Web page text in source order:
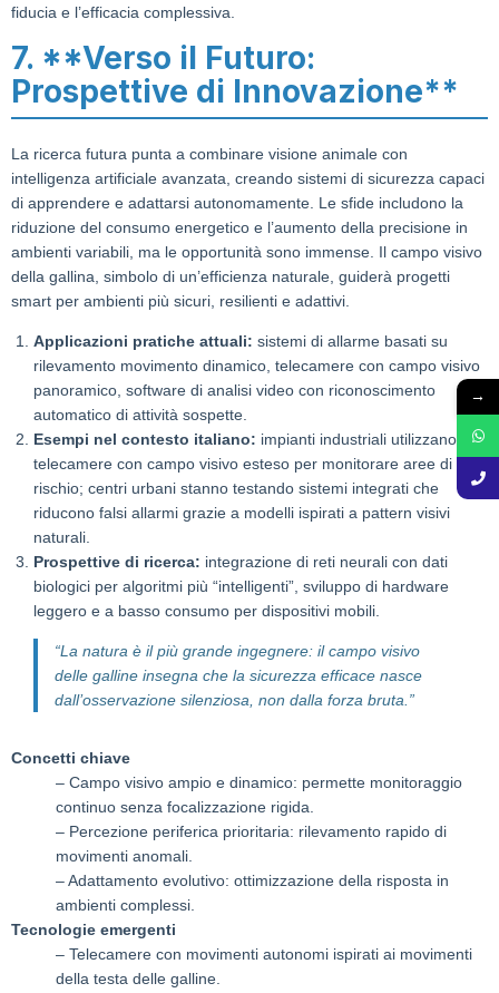
fiducia e l’efficacia complessiva.
7. **Verso il Futuro:
Prospettive di Innovazione**
La ricerca futura punta a combinare visione animale con
intelligenza artificiale avanzata, creando sistemi di sicurezza capaci
di apprendere e adattarsi autonomamente. Le sfide includono la
riduzione del consumo energetico e l’aumento della precisione in
ambienti variabili, ma le opportunità sono immense. Il campo visivo
della gallina, simbolo di un’efficienza naturale, guiderà progetti
smart per ambienti più sicuri, resilienti e adattivi.
Applicazioni pratiche attuali: sistemi di allarme basati su
rilevamento movimento dinamico, telecamere con campo visivo
panoramico, software di analisi video con riconoscimento
automatico di attività sospette.
Esempi nel contesto italiano: impianti industriali utilizzano
telecamere con campo visivo esteso per monitorare aree di
rischio; centri urbani stanno testando sistemi integrati che
riducono falsi allarmi grazie a modelli ispirati a pattern visivi
naturali.
Prospettive di ricerca: integrazione di reti neurali con dati
biologici per algoritmi più “intelligenti”, sviluppo di hardware
leggero e a basso consumo per dispositivi mobili.
“La natura è il più grande ingegnere: il campo visivo
delle galline insegna che la sicurezza efficace nasce
dall’osservazione silenziosa, non dalla forza bruta.”
Concetti chiave
– Campo visivo ampio e dinamico: permette monitoraggio
continuo senza focalizzazione rigida.
– Percezione periferica prioritaria: rilevamento rapido di
movimenti anomali.
– Adattamento evolutivo: ottimizzazione della risposta in
ambienti complessi.
Tecnologie emergenti
– Telecamere con movimenti autonomi ispirati ai movimenti
della testa delle galline.
→